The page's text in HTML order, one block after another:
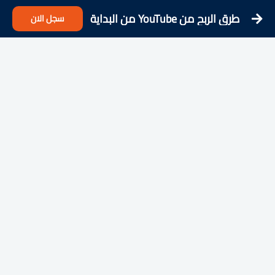
طرق الربح من YouTube من البداية سجل الان